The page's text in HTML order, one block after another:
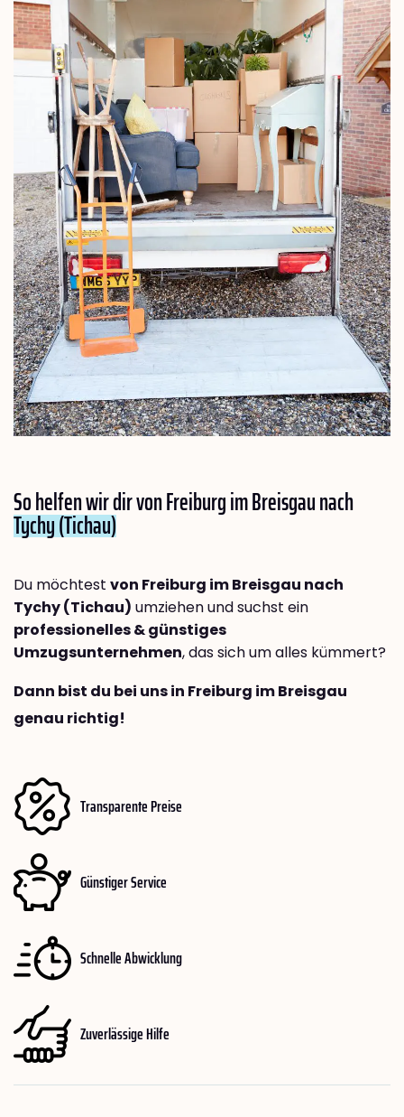
So helfen wir dir von Freiburg im Breisgau nach
Tychy (Tichau)
Du möchtest von Freiburg im Breisgau nach
Tychy (Tichau) umziehen und suchst ein
professionelles & günstiges
Umzugsunternehmen, das sich um alles kümmert?
Dann bist du bei uns in Freiburg im Breisgau
genau richtig!
Transparente Preise
Günstiger Service
Schnelle Abwicklung
Zuverlässige Hilfe